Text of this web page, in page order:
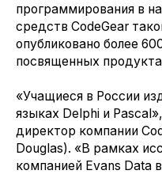
программирования в
средств CodeGear
опубликовано более
посвященных
«Учащиеся в России
языках Delphi и
директор компании
Douglas). «В рамках
компанией Evans Data